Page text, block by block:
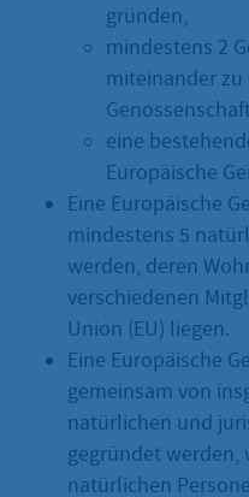
gründen,
mindestens 2
miteinander zu
eine
Europäische
Eine Europäische
mindestens 5
werden, deren
verschiedenen
Union (EU) liegen.
Eine Europäische
gemeinsam von
natürlichen und
gegründet werden,
natürlichen